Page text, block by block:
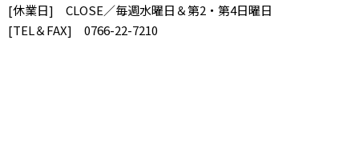
[休業日] CLOSE／毎週水曜日＆第2・第4日曜日
[TEL＆FAX] 0766-22-7210